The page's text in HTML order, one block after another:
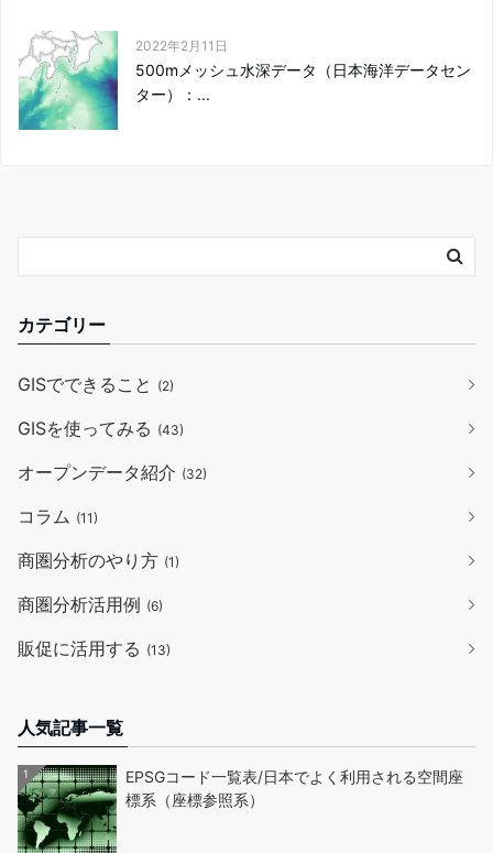
2022年2月11日
500mメッシュ水深データ（日本海洋データセン
ター）：...
カテゴリー
GISでできること (2)
GISを使ってみる (43)
オープンデータ紹介 (32)
コラム (11)
商圏分析のやり方 (1)
商圏分析活用例 (6)
販促に活用する (13)
人気記事一覧
1
EPSGコード一覧表/日本でよく利用される空間座
標系（座標参照系）